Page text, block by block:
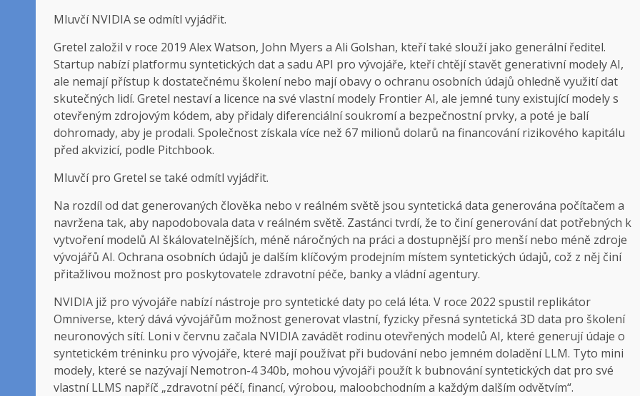
Mluvčí NVIDIA se odmítl vyjádřit.
Gretel založil v roce 2019 Alex Watson, John Myers a Ali Golshan, kteří také slouží jako generální ředitel.
Startup nabízí platformu syntetických dat a sadu API pro vývojáře, kteří chtějí stavět generativní modely AI,
ale nemají přístup k dostatečnému školení nebo mají obavy o ochranu osobních údajů ohledně využití dat
skutečných lidí. Gretel nestaví a licence na své vlastní modely Frontier AI, ale jemné tuny existující modely s
otevřeným zdrojovým kódem, aby přidaly diferenciální soukromí a bezpečnostní prvky, a poté je balí
dohromady, aby je prodali. Společnost získala více než 67 milionů dolarů na financování rizikového kapitálu
před akvizicí, podle Pitchbook.
Mluvčí pro Gretel se také odmítl vyjádřit.
Na rozdíl od dat generovaných člověka nebo v reálném světě jsou syntetická data generována počítačem a
navržena tak, aby napodobovala data v reálném světě. Zastánci tvrdí, že to činí generování dat potřebných k
vytvoření modelů AI škálovatelnějších, méně náročných na práci a dostupnější pro menší nebo méně zdroje
vývojářů AI. Ochrana osobních údajů je dalším klíčovým prodejním místem syntetických údajů, což z něj činí
přitažlivou možnost pro poskytovatele zdravotní péče, banky a vládní agentury.
NVIDIA již pro vývojáře nabízí nástroje pro syntetické daty po celá léta. V roce 2022 spustil replikátor
Omniverse, který dává vývojářům možnost generovat vlastní, fyzicky přesná syntetická 3D data pro školení
neuronových sítí. Loni v červnu začala NVIDIA zavádět rodinu otevřených modelů AI, které generují údaje o
syntetickém tréninku pro vývojáře, které mají používat při budování nebo jemném doladění LLM. Tyto mini
modely, které se nazývají Nemotron-4 340b, mohou vývojáři použít k bubnování syntetických dat pro své
vlastní LLMS napříč „zdravotní péčí, financí, výrobou, maloobchodním a každým dalším odvětvím“.